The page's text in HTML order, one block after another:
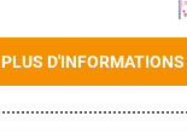
PLUS D'INFORMATIONS